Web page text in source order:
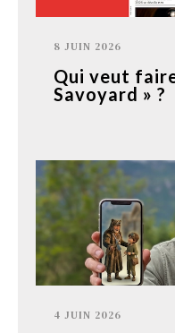
8 JUIN 2026
Qui veut
Savoyard » ?
4 JUIN 2026